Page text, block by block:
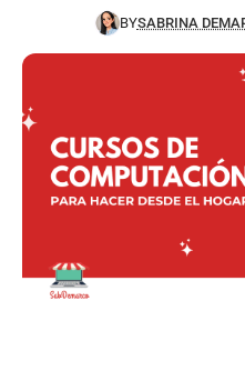
BYSABRINA